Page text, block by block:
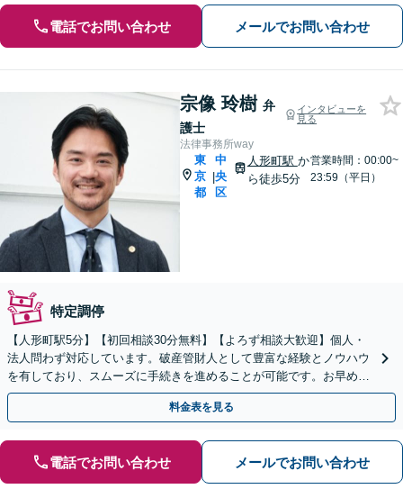
電話でお問い合わせ メールでお問い合わせ
宗像 玲樹 弁
護士
インタビューを
見る
法律事務所way
東
京
都
|
中
央
区
人形町駅 か
ら徒歩5分
営業時間：00:00~
23:59（平日）
特定調停
【人形町駅5分】【初回相談30分無料】【よろず相談大歓迎】個人・
法人問わず対応しています。破産管財人として豊富な経験とノウハウ
を有しており、スムーズに手続きを進めることが可能です。お早めに
ご相談ください。【電話相談対応】【休日・夜間対応】
料金表を見る
電話でお問い合わせ メールでお問い合わせ